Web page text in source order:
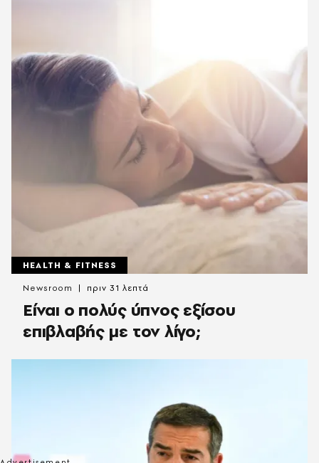
HEALTH & FITNESS
Είναι ο πολύς ύπνος εξίσου
επιβλαβής με τον λίγο;
Newsroom πριν 31 λεπτά